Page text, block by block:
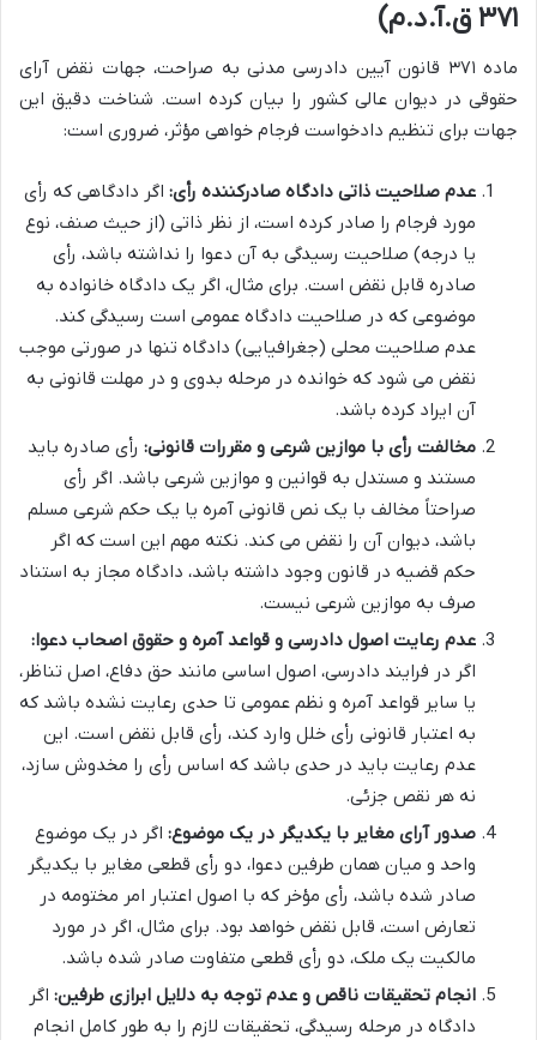
۳۷۱ ق.آ.د.م)
ماده ۳۷۱ قانون آیین دادرسی مدنی به صراحت، جهات نقض آرای
حقوقی در دیوان عالی کشور را بیان کرده است. شناخت دقیق این
جهات برای تنظیم دادخواست فرجام خواهی مؤثر، ضروری است:
عدم صلاحیت ذاتی دادگاه صادرکننده رأی: اگر دادگاهی که رأی
مورد فرجام را صادر کرده است، از نظر ذاتی (از حیث صنف، نوع
یا درجه) صلاحیت رسیدگی به آن دعوا را نداشته باشد، رأی
صادره قابل نقض است. برای مثال، اگر یک دادگاه خانواده به
موضوعی که در صلاحیت دادگاه عمومی است رسیدگی کند.
عدم صلاحیت محلی (جغرافیایی) دادگاه تنها در صورتی موجب
نقض می شود که خوانده در مرحله بدوی و در مهلت قانونی به
آن ایراد کرده باشد.
مخالفت رأی با موازین شرعی و مقررات قانونی: رأی صادره باید
مستند و مستدل به قوانین و موازین شرعی باشد. اگر رأی
صراحتاً مخالف با یک نص قانونی آمره یا یک حکم شرعی مسلم
باشد، دیوان آن را نقض می کند. نکته مهم این است که اگر
حکم قضیه در قانون وجود داشته باشد، دادگاه مجاز به استناد
صرف به موازین شرعی نیست.
عدم رعایت اصول دادرسی و قواعد آمره و حقوق اصحاب دعوا:
اگر در فرایند دادرسی، اصول اساسی مانند حق دفاع، اصل تناظر،
یا سایر قواعد آمره و نظم عمومی تا حدی رعایت نشده باشد که
به اعتبار قانونی رأی خلل وارد کند، رأی قابل نقض است. این
عدم رعایت باید در حدی باشد که اساس رأی را مخدوش سازد،
نه هر نقص جزئی.
صدور آرای مغایر با یکدیگر در یک موضوع: اگر در یک موضوع
واحد و میان همان طرفین دعوا، دو رأی قطعی مغایر با یکدیگر
صادر شده باشد، رأی مؤخر که با اصول اعتبار امر مختومه در
تعارض است، قابل نقض خواهد بود. برای مثال، اگر در مورد
مالکیت یک ملک، دو رأی قطعی متفاوت صادر شده باشد.
انجام تحقیقات ناقص و عدم توجه به دلایل ابرازی طرفین: اگر
دادگاه در مرحله رسیدگی، تحقیقات لازم را به طور کامل انجام